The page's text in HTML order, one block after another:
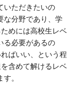
いただきたいの
な分野であり、学
めには高校生レベ
る必要があるの
ばいい、という程
含めて解けるレベ
。